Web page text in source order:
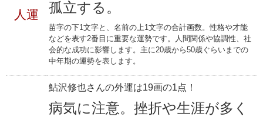
人運
孤立する。
苗字の下1文字と、名前の上1文字の合計画数。性格や才能
などを表す2番目に重要な運勢です。人間関係や協調性、社
会的な成功に影響します。主に20歳から50歳ぐらいまでの
中年期の運勢を表します。
鮎沢修也さんの外運は19画の1点！
病気に注意。挫折や生涯が多く